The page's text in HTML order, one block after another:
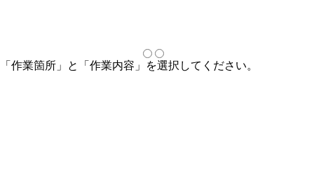
「作業箇所」と「作業内容」を選択してください。